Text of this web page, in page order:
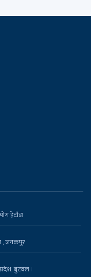
हेटौडा
, जनकपुर
बुटवल ।